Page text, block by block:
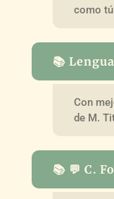
como tú
📚
Con
de M.
📚 💬 C.